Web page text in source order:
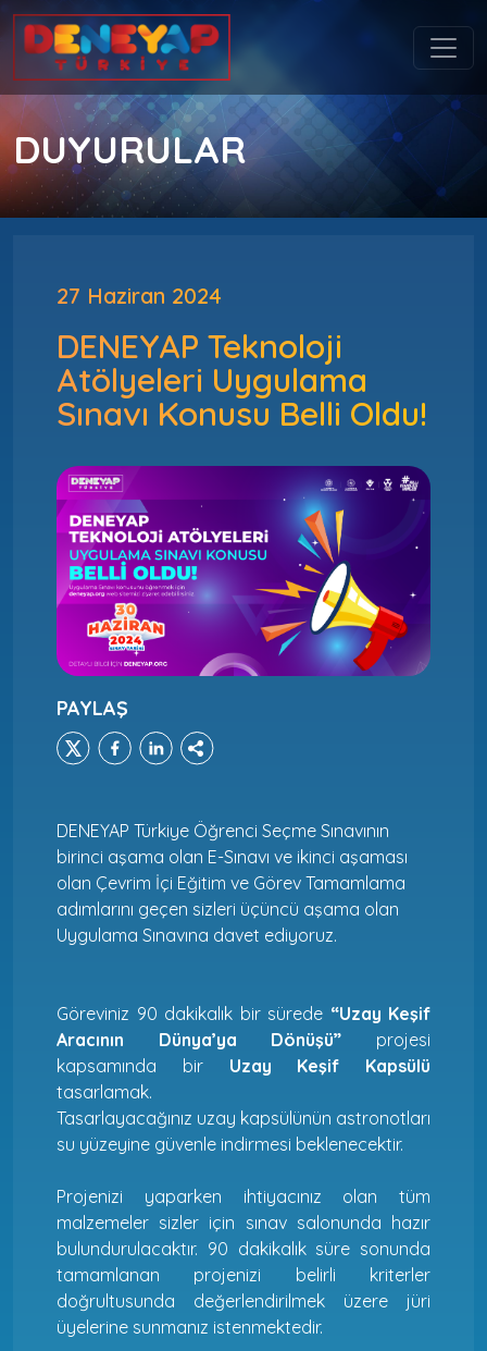
DUYURULAR
27 Haziran 2024
DENEYAP Teknoloji
Atölyeleri Uygulama
Sınavı Konusu Belli Oldu!
PAYLAŞ
DENEYAP Türkiye Öğrenci Seçme Sınavının
birinci aşama olan E-Sınavı ve ikinci aşaması
olan Çevrim İçi Eğitim ve Görev Tamamlama
adımlarını geçen sizleri üçüncü aşama olan
Uygulama Sınavına davet ediyoruz.
Göreviniz 90 dakikalık bir sürede “Uzay Keşif
Aracının Dünya’ya Dönüşü” projesi
kapsamında bir Uzay Keşif Kapsülü
tasarlamak.
Tasarlayacağınız uzay kapsülünün astronotları
su yüzeyine güvenle indirmesi beklenecektir.
Projenizi yaparken ihtiyacınız olan tüm
malzemeler sizler için sınav salonunda hazır
bulundurulacaktır. 90 dakikalık süre sonunda
tamamlanan projenizi belirli kriterler
doğrultusunda değerlendirilmek üzere jüri
üyelerine sunmanız istenmektedir.